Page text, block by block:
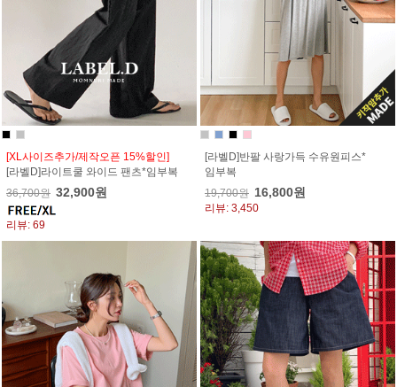
[XL사이즈추가/제작오픈 15%할인]
[라벨D]라이트쿨 와이드 팬츠*임부복
36,700원 32,900원
리뷰: 69
[라벨D]반팔 사랑가득 수유원피스*
임부복
19,700원 16,800원
리뷰: 3,450